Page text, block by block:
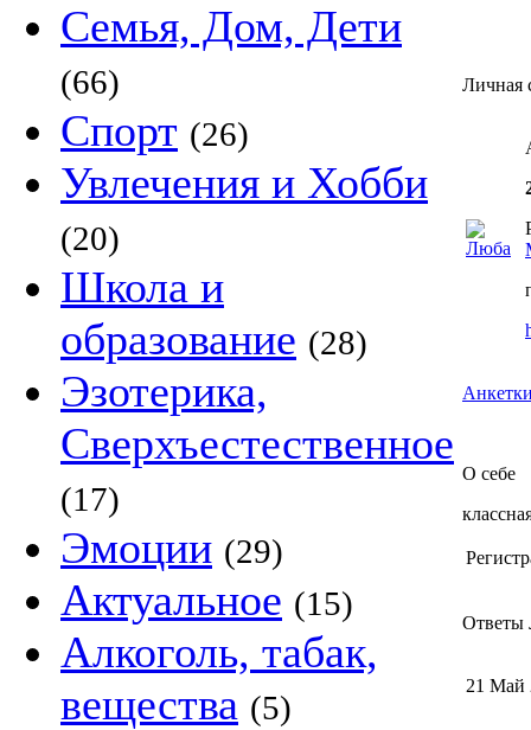
Семья, Дом, Дети
(66)
Спорт (26)
Увлечения и Хобби
(20)
Школа и
образование (28)
Эзотерика,
Сверхъестественное
(17)
Эмоции (29)
Актуальное (15)
Алкоголь, табак,
вещества (5)
Личная
О себе
Ответы
21 Май